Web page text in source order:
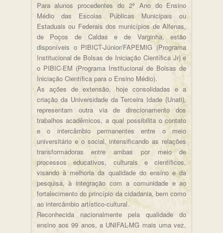
Para alunos procedentes do 2º Ano do Ensino
Médio das Escolas Públicas Municipais ou
Estaduais ou Federais dos municípios de Alfenas,
de Poços de Caldas e de Varginha, estão
disponíveis o PIBICT-Júnior/FAPEMIG (Programa
Institucional de Bolsas de Iniciação Científica Jr) e
o PIBIC-EM (Programa Institucional de Bolsas de
Iniciação Científica para o Ensino Médio).
As ações de extensão, hoje consolidadas e a
criação da Universidade da Terceira Idade (Unati),
representam outra via de direcionamento dos
trabalhos acadêmicos, a qual possibilita o contato
e o intercâmbio permanentes entre o meio
universitário e o social, intensificando as relações
transformadoras entre ambas por meio de
processos educativos, culturais e científicos,
visando à melhoria da qualidade do ensino e da
pesquisa, à integração com a comunidade e ao
fortalecimento do princípio da cidadania, bem como
ao intercâmbio artístico-cultural.
Reconhecida nacionalmente pela qualidade do
ensino aos 99 anos, a UNIFAL-MG mais uma vez,